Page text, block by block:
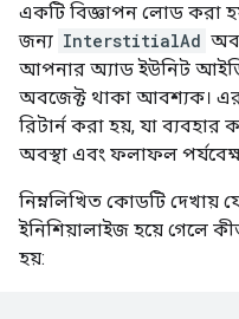
একটি বিজ্ঞাপন লোড করা
জন্য InterstitialAd
আপনার অ্যাড ইউনিট
অবজেক্ট থাকা আবশ্যক।
রিটার্ন করা হয়, যা
অবস্থা এবং ফলাফল
নিম্নলিখিত কোডটি দেখায়
ইনিশিয়ালাইজ হয়ে গেলে
হয়: